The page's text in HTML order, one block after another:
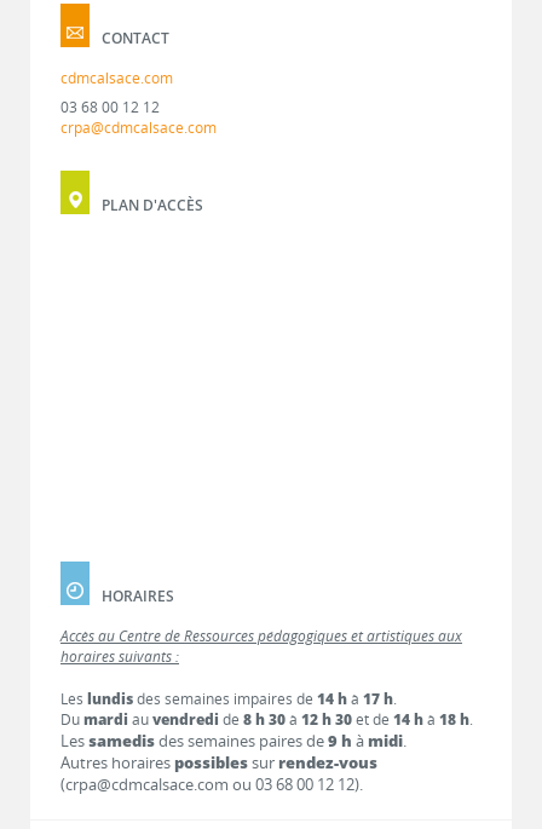
CONTACT
cdmcalsace.com
03 68 00 12 12
crpa@cdmcalsace.com
PLAN D'ACCÈS
HORAIRES
Accès au Centre de Ressources pédagogiques et artistiques aux
horaires suivants :
Les lundisdes semaines impaires de 14 hà 17 h.
Dumardi auvendredi de 8 h 30à 12 h 30et de 14 hà 18 h.
Lessamedisdes semaines paires de9 h à midi.
Autres horaires possiblessur rendez-vous
(crpa@cdmcalsace.com ou 03 68 00 12 12).